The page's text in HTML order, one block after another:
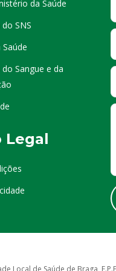
da Saúde
SNS
Sangue e da
Legal
Local de Saúde de Braga,